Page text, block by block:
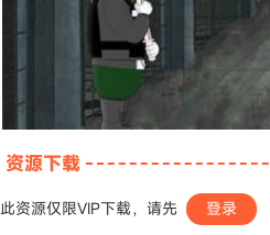
资源下载
此资源仅限VIP下载，请先 登录